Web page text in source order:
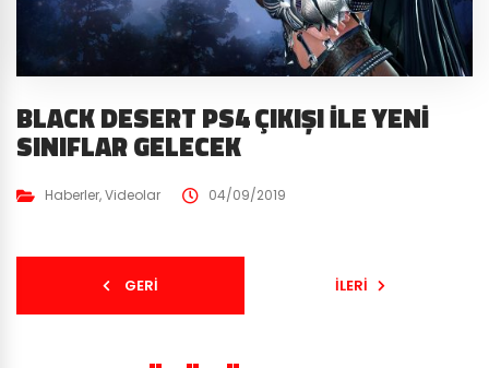
BLACK DESERT PS4 ÇIKIŞI İLE YENI
SINIFLAR GELECEK
Haberler,Videolar 04/09/2019
GERI İLERI